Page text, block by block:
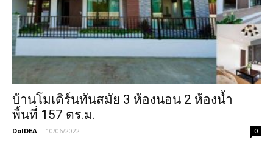
บ้านโมเดิร์นทันสมัย 3 ห้องนอน 2 ห้องน้ำ
พื้นที่ 157 ตร.ม.
DoIDEA - 10/06/2022 0